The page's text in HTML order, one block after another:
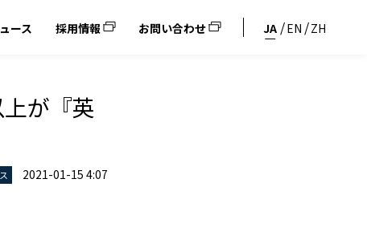
ース 採用情報 お問い合わせ JA EN ZH
が『英
2021-01-15 4:07